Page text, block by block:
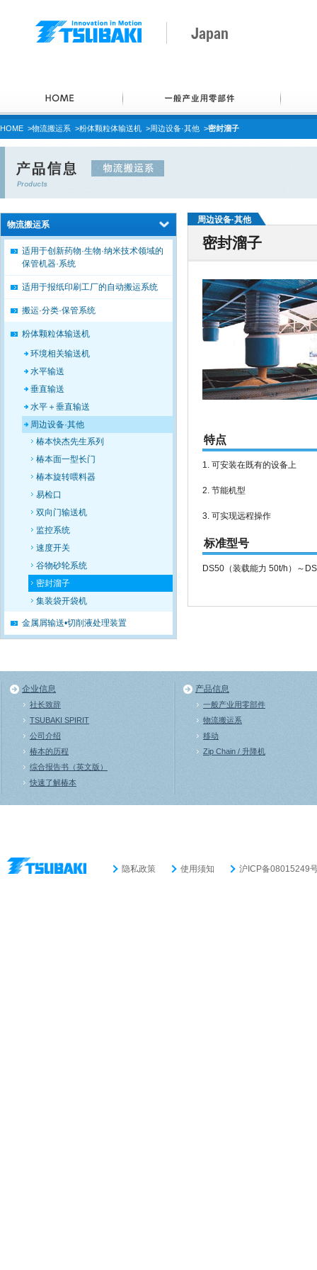
Japan
HOME >物流搬运系 >粉体颗粒体输送机 >周边设备·其他 >密封溜子
周边设备·其他
密封溜子
特点
1. 可安装在既有的设备上
2. 节能机型
3. 可实现远程操作
标准型号
DS50（装载能力 50t/h）～
物流搬运系
适用于创新药物·生物·纳米技术领域的
保管机器·系统
适用于报纸印刷工厂的自动搬运系统
搬运·分类·保管系统
粉体颗粒体输送机
环境相关输送机
水平输送
垂直输送
水平＋垂直输送
周边设备·其他
椿本快杰先生系列
椿本面一型长门
椿本旋转喂料器
易检口
双向门输送机
监控系统
速度开关
谷物砂轮系统
密封溜子
集装袋开袋机
金属屑输送•切削液处理装置
企业信息
社长致辞
TSUBAKI SPIRIT
公司介绍
椿本的历程
综合报告书（英文版）
快速了解椿本
产品信息
一般产业用零部件
物流搬运系
移动
Zip Chain / 升降机
隐私政策 使用须知 沪ICP备08015249